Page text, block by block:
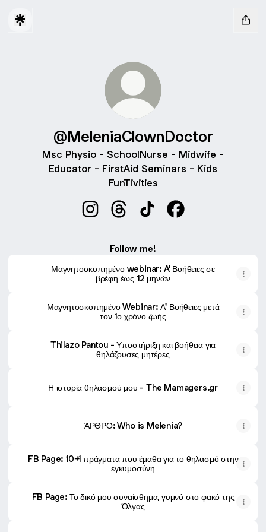
@MeleniaClownDoctor
Msc Physio - SchoolNurse - Midwife -
Educator - FirstAid Seminars - Kids
FunTivities
Follow me!
Μαγνητοσκοπημένο webinar: A' Βοήθειες σε
βρέφη έως 12 μηνών
Μαγνητοσκοπημένο Webinar: Α' Βοήθειες μετά
τον 1ο χρόνο ζωής
Thilazo Pantou - Υποστήριξη και βοήθεια για
θηλάζουσες μητέρες
Η ιστορία θηλασμού μου - The Mamagers.gr
ΆΡΘΡΟ: Who is Melenia?
FB Page: 10+1 πράγματα που έμαθα για το θηλασμό στην
εγκυμοσύνη
FB Page: Το δικό μου συναίσθημα, γυμνό στο φακό της
Όλγας